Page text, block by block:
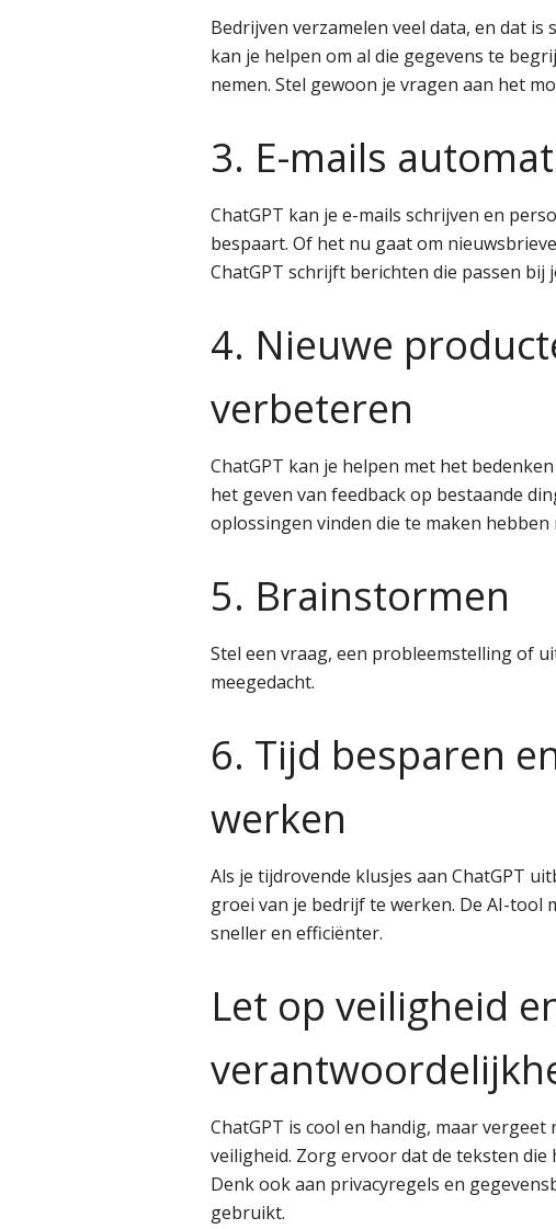
Bedrijven verzamelen veel data, en dat is
kan je helpen om al die gegevens te
nemen. Stel gewoon je vragen aan het
3. E-mails
ChatGPT kan je e-mails schrijven en
bespaart. Of het nu gaat om
ChatGPT schrijft berichten die passen bij
4. Nieuwe
verbeteren
ChatGPT kan je helpen met het
het geven van feedback op bestaande
oplossingen vinden die te maken
5. Brainstormen
Stel een vraag, een probleemstelling of
meegedacht.
6. Tijd besparen
werken
Als je tijdrovende klusjes aan ChatGPT
groei van je bedrijf te werken. De AI-tool
sneller en efficiënter.
Let op veiligheid
ChatGPT is cool en handig, maar
veiligheid. Zorg ervoor dat de teksten
Denk ook aan privacyregels en
gebruikt.